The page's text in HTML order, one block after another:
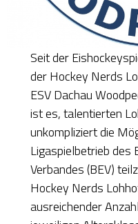
Seit der
der Hockey Nerds
ESV Dachau
ist es, talentierten
unkompliziert die
Ligaspielbetrieb des
Verbandes (BEV)
Hockey Nerds
ausreichender